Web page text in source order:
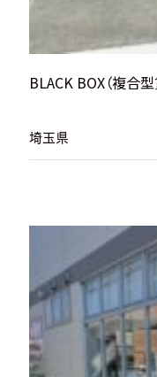
BLACK BOX（複合
埼玉県